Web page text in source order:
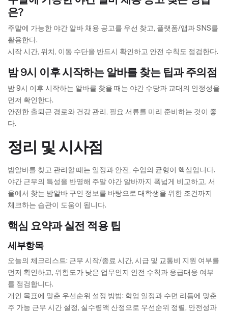
은?
주말에 가능한 야간 알바 채용 공고를 우선 찾고, 플랫폼/앱과 SNS를
활용한다.
시작 시간, 위치, 이동 수단을 반드시 확인하고 안전 수칙도 점검한다.
밤 9시 이후 시작하는 알바를 찾는 팁과 주의점
밤 9시 이후 시작하는 알바를 찾을 때는 야간 수당과 교대의 안정성을
먼저 확인한다.
안전한 출퇴근 경로와 건강 관리, 필요 서류를 미리 준비하는 것이 좋
다.
정리 및 시사점
밤알바를 찾고 관리할 때는 일정과 안전, 수입의 균형이 핵심입니다.
야간 근무의 특성을 반영해 주말 야간 알바까지 폭넓게 비교하고, 서
울에서 찾는 밤알바 구인 정보를 바탕으로 대학생을 위한 조건까지
체크하는 습관이 도움이 됩니다.
핵심 요약과 실전 적용 팁
세부항목
오늘의 체크리스트: 근무 시작/종료 시간, 시급 및 교통비 지원 여부를
먼저 확인하고, 위험도가 낮은 업무인지 안전 수칙과 응급대응 여부
를 점검합니다.
개인 목표에 맞춘 우선순위 설정 방법: 학업 일정과 수면 리듬에 맞춘
주 가능 근무 시간 설정, 실수령액 산정으로 우선순위 정렬, 안전성과